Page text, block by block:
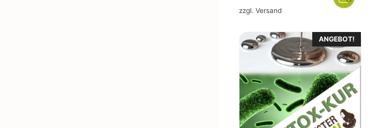
zzgl. Versand
ANGEBOT!